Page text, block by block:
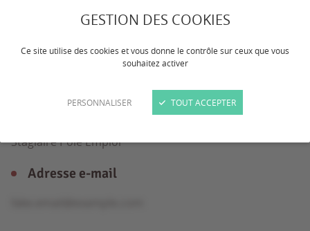
GESTION DES COOKIES
Ce site utilise des cookies et vous donne le contrôle sur ceux que vous
souhaitez activer
PERSONNALISER TOUT ACCEPTER
Stagiaire Pôle Emploi
Adresse e-mail